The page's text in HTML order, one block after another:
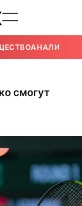
АНАЛИТИКА
смогут